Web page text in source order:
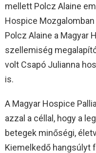
mellett Polcz Alaine
Hospice
Polcz Alaine a Magyar
szellemiség
volt Csapó Julianna
is.
A Magyar Hospice
azzal a céllal, hogy a
betegek minőségi,
Kiemelkedő hangsúlyt